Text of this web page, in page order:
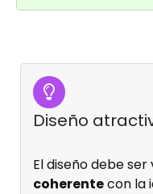
Diseño
El diseño debe
coherentecon la